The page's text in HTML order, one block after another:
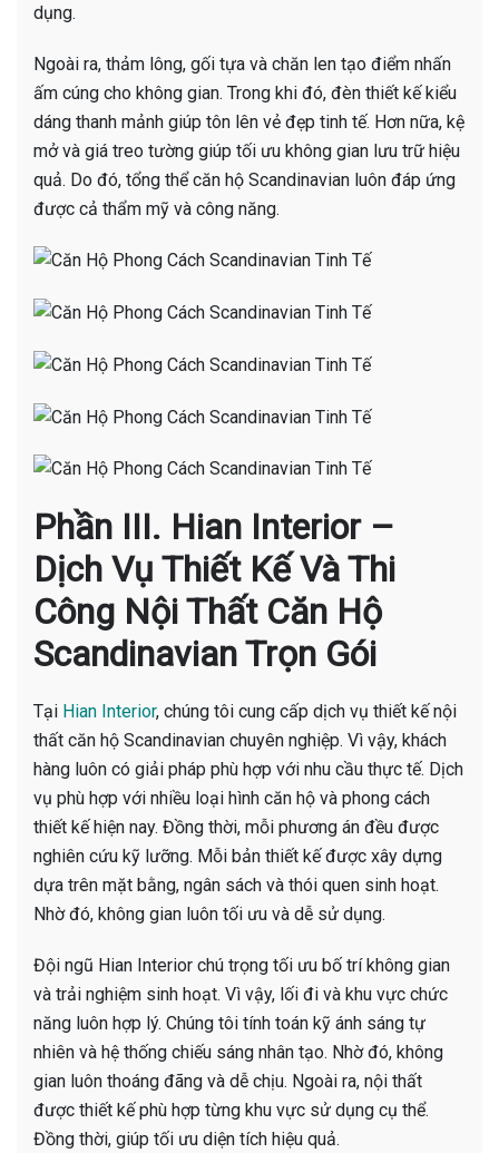
dụng.
Ngoài ra, thảm lông, gối tựa và chăn len tạo điểm nhấn
ấm cúng cho không gian. Trong khi đó, đèn thiết kế kiểu
dáng thanh mảnh giúp tôn lên vẻ đẹp tinh tế. Hơn nữa, kệ
mở và giá treo tường giúp tối ưu không gian lưu trữ hiệu
quả. Do đó, tổng thể căn hộ Scandinavian luôn đáp ứng
được cả thẩm mỹ và công năng.
Phần III. Hian Interior –
Dịch Vụ Thiết Kế Và Thi
Công Nội Thất Căn Hộ
Scandinavian Trọn Gói
Tại Hian Interior, chúng tôi cung cấp dịch vụ thiết kế nội
thất căn hộ Scandinavian chuyên nghiệp. Vì vậy, khách
hàng luôn có giải pháp phù hợp với nhu cầu thực tế. Dịch
vụ phù hợp với nhiều loại hình căn hộ và phong cách
thiết kế hiện nay. Đồng thời, mỗi phương án đều được
nghiên cứu kỹ lưỡng. Mỗi bản thiết kế được xây dựng
dựa trên mặt bằng, ngân sách và thói quen sinh hoạt.
Nhờ đó, không gian luôn tối ưu và dễ sử dụng.
Đội ngũ Hian Interior chú trọng tối ưu bố trí không gian
và trải nghiệm sinh hoạt. Vì vậy, lối đi và khu vực chức
năng luôn hợp lý. Chúng tôi tính toán kỹ ánh sáng tự
nhiên và hệ thống chiếu sáng nhân tạo. Nhờ đó, không
gian luôn thoáng đãng và dễ chịu. Ngoài ra, nội thất
được thiết kế phù hợp từng khu vực sử dụng cụ thể.
Đồng thời, giúp tối ưu diện tích hiệu quả.